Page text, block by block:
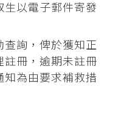
生以電子郵件寄發
詢，俾於獲知正
註冊，逾期未註冊
為由要求補救措